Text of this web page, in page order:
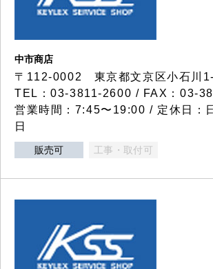
中市商店
〒112-0002 東京都文京区小石川
TEL：03-3811-2600 / FAX：03-
営業時間：7:45〜19:00 / 定休日：
日
販売可 工事・取付可